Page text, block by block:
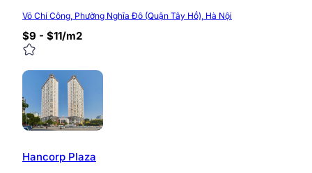
Hệ thống PCCC tiêu chuẩn
Camera giám sát 24/24
Đại sảnh có ghế chờ cho khách
Giá thuê tòa nhà CT3 Nghĩa Đô
Giá thuê văn phòng CT3 Nghĩa Đô hiện dao động từ
tin thay đổi liên tục, vì vậy luôn được chúng tôi cập
Hotline: 0968.382.682
Võ Chí Công, Phường Nghĩa Đô (Quận Tây Hồ), Hà Nội
$9 - $11/m2
Hancorp Plaza